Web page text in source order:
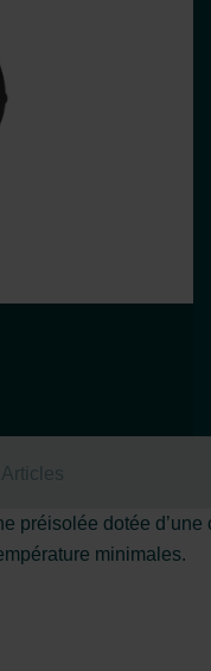
Articles
préisolée dotée
minimales.